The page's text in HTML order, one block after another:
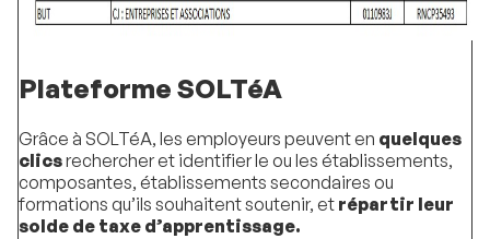
Plateforme SOLTéA
Grâce à SOLTéA, les employeurs peuvent en quelques
clicsrechercher et identifier le ou les établissements,
composantes, établissements secondaires ou
formations qu’ils souhaitent soutenir, et répartir leur
solde de taxe d’apprentissage.